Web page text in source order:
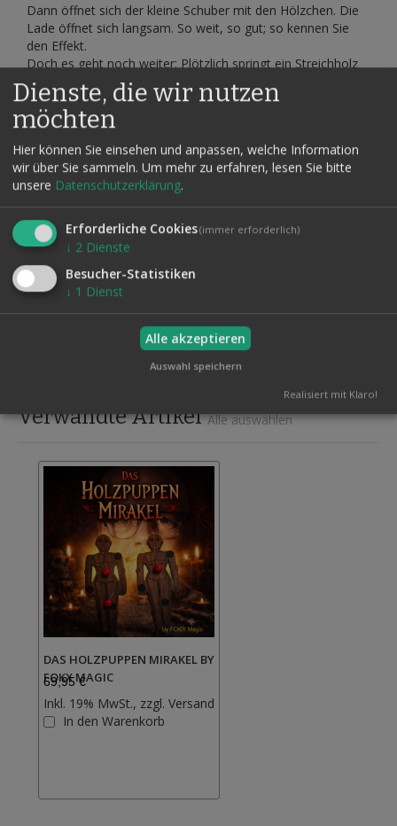
Dann öffnet sich der kleine Schuber mit den Hölzchen. Die
Lade öffnet sich langsam. So weit, so gut; so kennen Sie
den Effekt.
Doch es geht noch weiter: Plötzlich springt ein Streichholz
aus der Schachtel heraus und bleibt senkrecht darauf
stehen.
Geben Sie das Hölzchen zurück in die Schachtel und
nehmen Sie Ihren Applaus entgegen. Dieser besondere
Abschluss war mit der herkömmlichen Methode bisher nicht
möglich. Sie erhalten eine spezielle Streichholzschachtel, die
automatisch arbeitet. Dieser außergewöhnliche Effekt lässt
werden. Sie erhalten alles komplett, ohne Bastelarbeit.
Inklusive unserer Videoanleitung in deutscher Sprache, die
Ihnen die komplette Routine genau erklärt. Die Routine
kann beliebig erweitert werden!
Produktsicherheit
Verwandte Artikel Alle auswählen
DAS HOLZPUPPEN MIRAKEL BY
FOKX MAGIC
69,95 €
Inkl. 19% MwSt., zzgl. Versand
In den Warenkorb
Dienste, die wir nutzen
möchten
Hier können Sie einsehen und anpassen, welche Information
wir über Sie sammeln. Um mehr zu erfahren, lesen Sie bitte
unsere Datenschutzerklärung.
Erforderliche Cookies(immer erforderlich)
↓ 2 Dienste
Besucher-Statistiken
↓ 1 Dienst
Alle akzeptieren
Auswahl speichern
Realisiert mit Klaro!